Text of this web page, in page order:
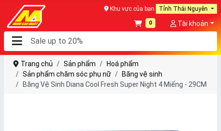
Khu vực của bạn Tỉnh Thái Nguyên
0 Tài khoản
Trang chủ Sản phẩm
Hoá phẩm
Sản phẩm chăm sóc phụ nữ
Băng vệ sinh
Băng Vệ Sinh Diana Cool Fresh Super Night 4 Miếng - 29CM